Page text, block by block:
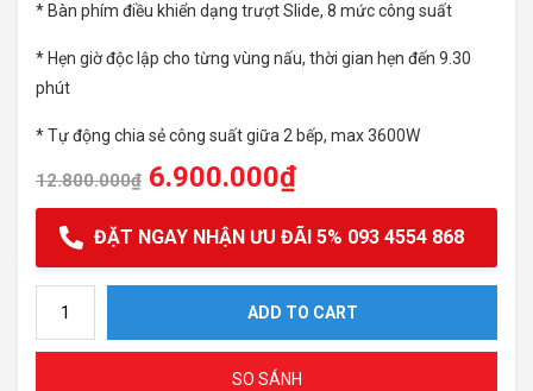
* Bàn phím điều khiển dạng trượt Slide, 8 mức công suất
* Hẹn giờ độc lập cho từng vùng nấu, thời gian hẹn đến 9.30
phút
* Tự động chia sẻ công suất giữa 2 bếp, max 3600W
12.800.000₫ 6.900.000₫
ĐẶT NGAY NHẬN ƯU ĐÃI 5% 093 4554 868
ADD TO CART
SO SÁNH